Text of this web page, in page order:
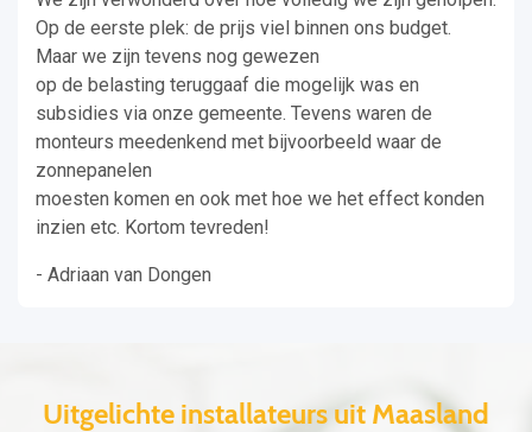
Op de eerste plek: de prijs viel binnen ons budget.
Maar we zijn tevens nog gewezen
op de belasting teruggaaf die mogelijk was en
subsidies via onze gemeente. Tevens waren de
monteurs meedenkend met bijvoorbeeld waar de
zonnepanelen
moesten komen en ook met hoe we het effect konden
inzien etc. Kortom tevreden!
- Adriaan van Dongen
Uitgelichte installateurs uit Maasland